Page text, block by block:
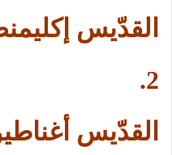
القدّيس
2.
القدّيس